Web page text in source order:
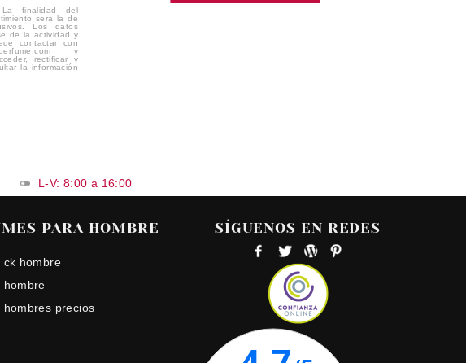
La finalidad del
será la de
Los datos
de la actividad y
contactar con
y
rectificar y
la información
L-V: 8:00 a 16:00
PARA HOMBRE
ck hombre
hombre
hombres precios
SÍGUENOS EN REDES